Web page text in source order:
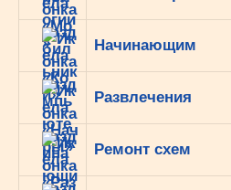
Начинающим
Развлечения
Ремонт схем